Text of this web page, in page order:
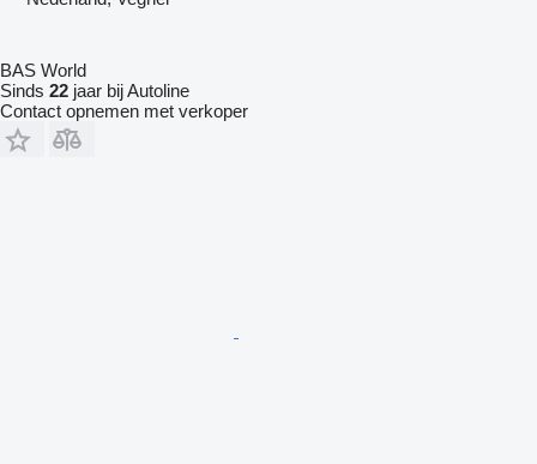
BAS World
Sinds 22 jaar bij Autoline
Contact opnemen met verkoper